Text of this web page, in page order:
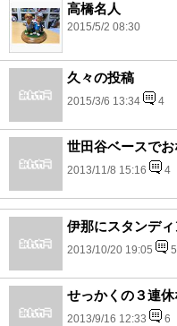
高橋名人
2015/5/2 08:30
久々の投稿
2015/3/6 13:34 4
世田谷ベースでお
2013/11/8 15:16 4
伊那にスタンデ
2013/10/20 19:05 5
せっかくの３連休
2013/9/16 12:33 6